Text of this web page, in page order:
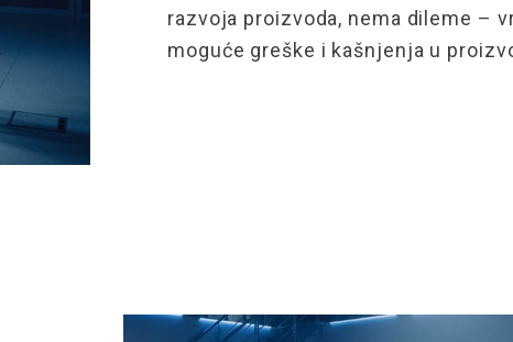
razvoja proizvoda, nema dileme –
moguće greške i kašnjenja u